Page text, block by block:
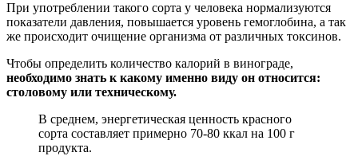
При употреблении такого сорта у человека нормализуются
показатели давления, повышается уровень гемоглобина, а так
же происходит очищение организма от различных токсинов.
Чтобы определить количество калорий в винограде,
необходимо знать к какому именно виду он относится:
столовому или техническому.
В среднем, энергетическая ценность красного
сорта составляет примерно 70-80 ккал на 100 г
продукта.